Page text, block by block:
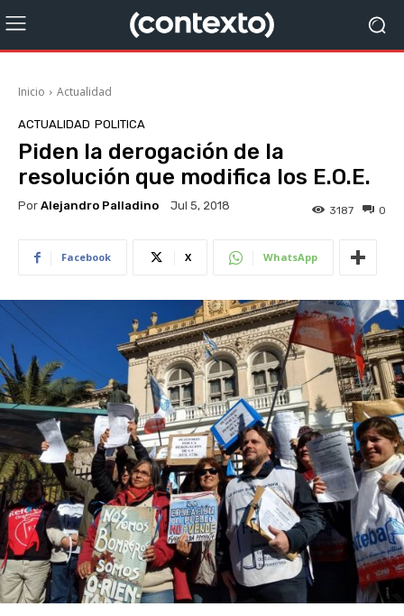
Inicio Actualidad
ACTUALIDAD POLITICA
Piden la derogación de la
resolución que modifica los E.O.E.
Por Alejandro Palladino Jul 5, 2018 0
3187
Facebook X WhatsApp